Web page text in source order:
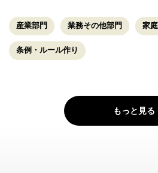
産業部門 業務その他部門 家
条例・ルール作り
もっと見る